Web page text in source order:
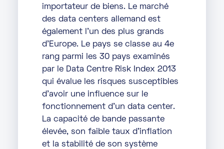
importateur de biens. Le marché
des data centers allemand est
également l’un des plus grands
d’Europe. Le pays se classe au 4e
rang parmi les 30 pays examinés
par le Data Centre Risk Index 2013
qui évalue les risques susceptibles
d’avoir une influence sur le
fonctionnement d’un data center.
La capacité de bande passante
élevée, son faible taux d’inflation
et la stabilité de son système